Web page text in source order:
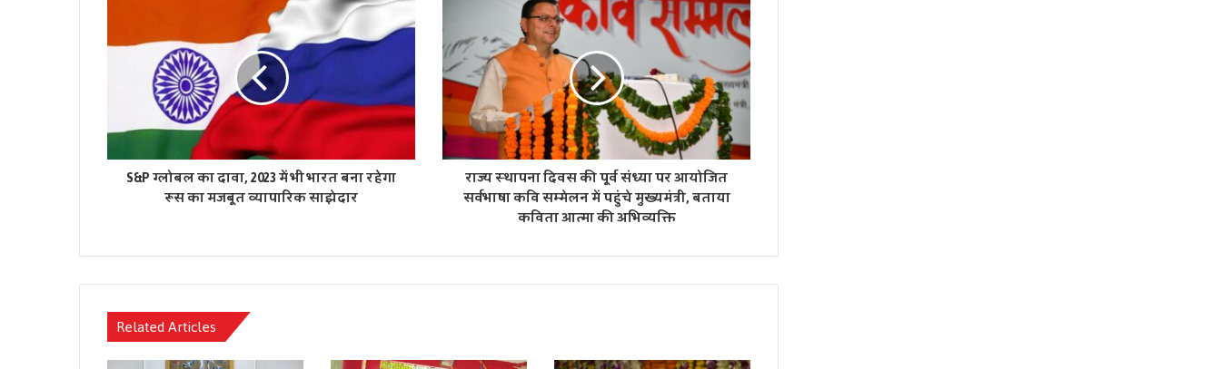
S&P ग्लोबल का दावा, 2023 में भी भारत बना रहेगा
रूस का मजबूत व्यापारिक साझेदार
राज्य स्थापना दिवस की पूर्व संध्या पर आयोजित
सर्वभाषा कवि सम्मेलन में पहुंचे मुख्यमंत्री, बताया
कविता आत्मा की अभिव्यक्ति
Related Articles